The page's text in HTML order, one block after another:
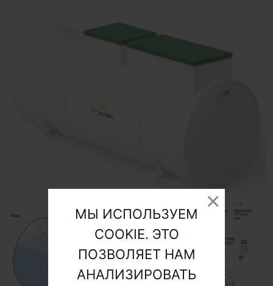
МЫ ИСПОЛЬЗУЕМ
COOKIE. ЭТО
ПОЗВОЛЯЕТ НАМ
АНАЛИЗИРОВАТЬ